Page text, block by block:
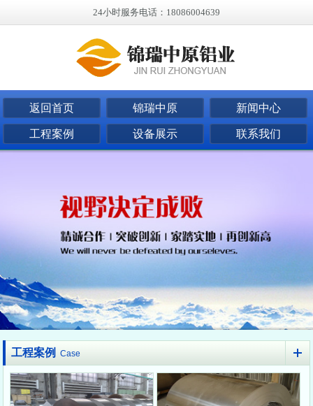
24小时服务电话：18086004639
返回首页 锦瑞中原 新闻中心
工程案例 设备展示 联系我们
工程案例 Case